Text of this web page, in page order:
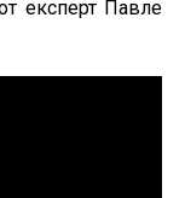
експерт Павле